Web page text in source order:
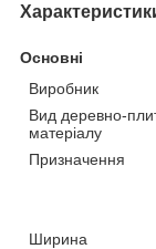
Основні
Виробник
Вид деревно-
матеріалу
Призначення
Ширина